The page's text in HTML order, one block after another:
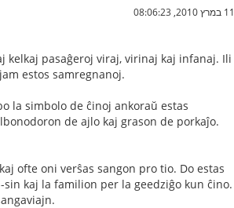
11 במרץ 2010, 08:06:23
kelkaj pasaĝeroj viraj, virinaj kaj infanaj. Ili
estos samregnanoj.
la simbolo de ĉinoj ankoraŭ estas
de ajlo kaj grason de porkaĵo.
ofte oni verŝas sangon pro tio. Do estas
kaj la familion per la geedziĝo kun ĉino.